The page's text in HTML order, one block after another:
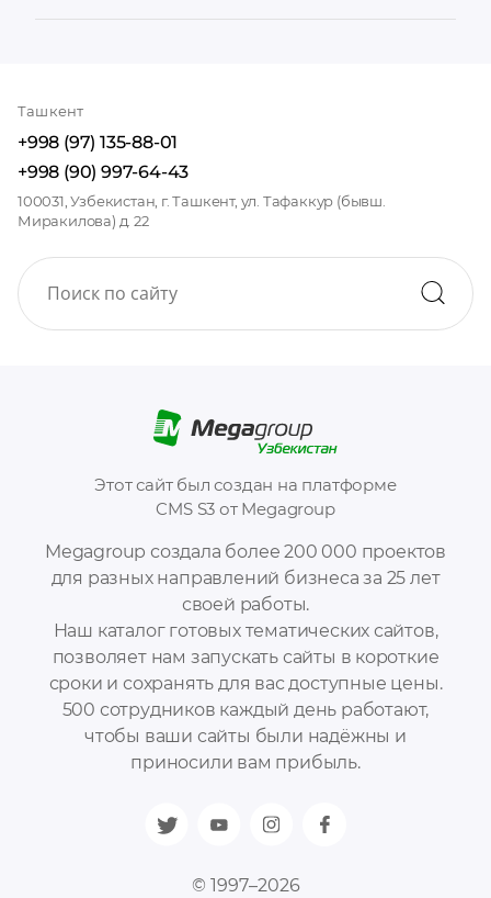
Megagroup создала более 200 000 проектов
для разных направлений бизнеса за 25 лет
своей работы.
Наш каталог готовых тематических сайтов,
позволяет нам запускать сайты в короткие
сроки и сохранять для вас доступные цены.
500 сотрудников каждый день работают,
чтобы ваши сайты были надёжны и
приносили вам прибыль.
© 1997–2026
Этот сайт был создан на платформе
CMS S3 от Megagroup
Ташкент
+998 (97) 135-88-01
+998 (90) 997-64-43
100031, Узбекистан, г. Ташкент, ул. Тафаккур (бывш.
Миракилова) д. 22